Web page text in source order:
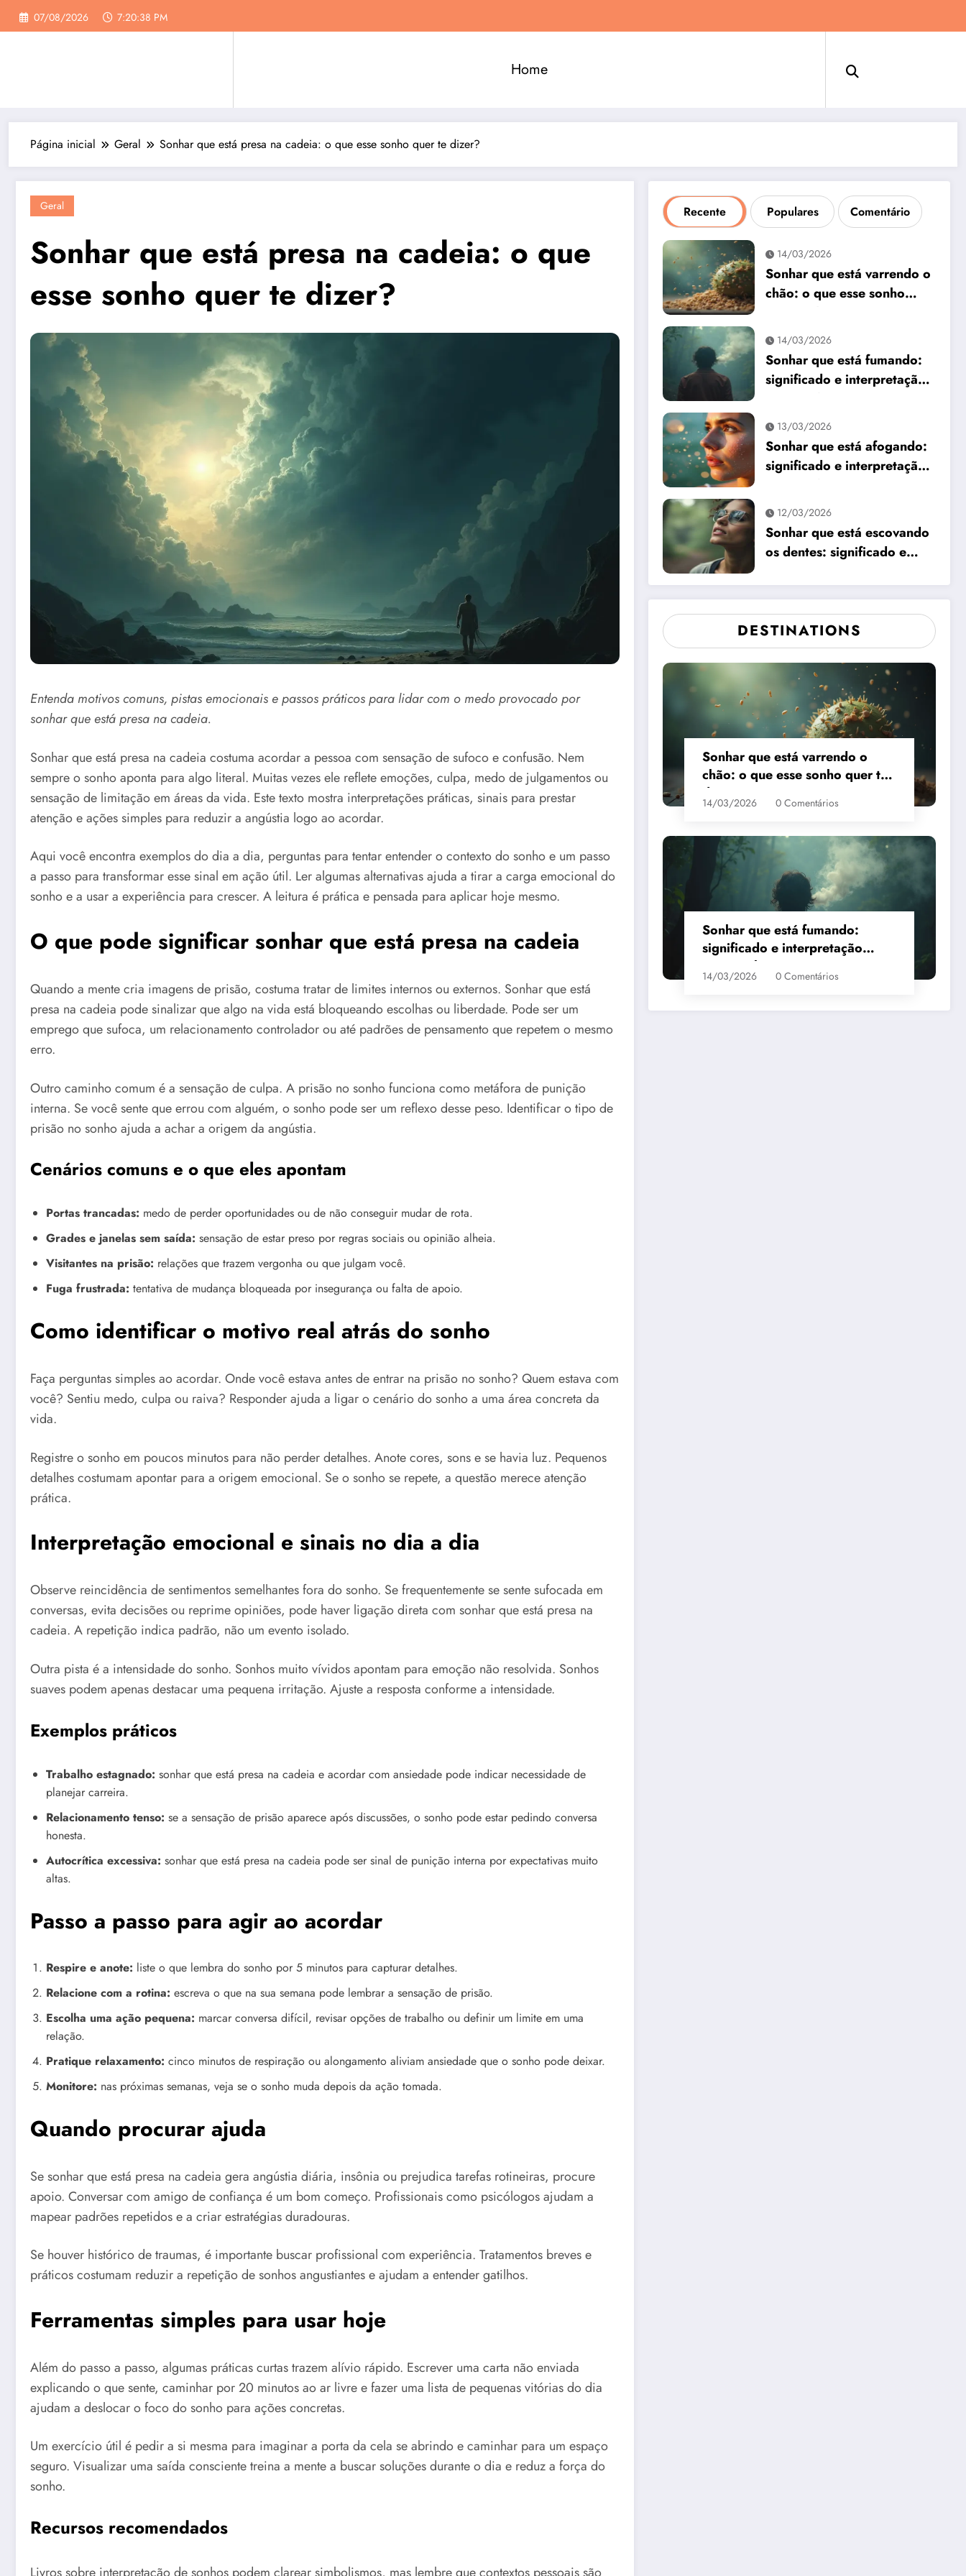
Pular
para
07/08/2026 7:20:39 PM
Home
Página inicial Geral Sonhar que está presa na cadeia: o que esse sonho quer te dizer?
Geral
Sonhar que está presa na cadeia: o que
esse sonho quer te dizer?
Entenda motivos comuns, pistas emocionais e passos práticos para lidar com o medo provocado por
sonhar que está presa na cadeia.
Sonhar que está presa na cadeia costuma acordar a pessoa com sensação de sufoco e confusão. Nem
sempre o sonho aponta para algo literal. Muitas vezes ele reflete emoções, culpa, medo de julgamentos ou
sensação de limitação em áreas da vida. Este texto mostra interpretações práticas, sinais para prestar
atenção e ações simples para reduzir a angústia logo ao acordar.
Aqui você encontra exemplos do dia a dia, perguntas para tentar entender o contexto do sonho e um passo
a passo para transformar esse sinal em ação útil. Ler algumas alternativas ajuda a tirar a carga emocional do
sonho e a usar a experiência para crescer. A leitura é prática e pensada para aplicar hoje mesmo.
O que pode significar sonhar que está presa na cadeia
Quando a mente cria imagens de prisão, costuma tratar de limites internos ou externos. Sonhar que está
presa na cadeia pode sinalizar que algo na vida está bloqueando escolhas ou liberdade. Pode ser um
emprego que sufoca, um relacionamento controlador ou até padrões de pensamento que repetem o mesmo
erro.
Outro caminho comum é a sensação de culpa. A prisão no sonho funciona como metáfora de punição
interna. Se você sente que errou com alguém, o sonho pode ser um reflexo desse peso. Identificar o tipo de
prisão no sonho ajuda a achar a origem da angústia.
Cenários comuns e o que eles apontam
Portas trancadas: medo de perder oportunidades ou de não conseguir mudar de rota.
Grades e janelas sem saída: sensação de estar preso por regras sociais ou opinião alheia.
Visitantes na prisão: relações que trazem vergonha ou que julgam você.
Fuga frustrada: tentativa de mudança bloqueada por insegurança ou falta de apoio.
Como identificar o motivo real atrás do sonho
Faça perguntas simples ao acordar. Onde você estava antes de entrar na prisão no sonho? Quem estava com
você? Sentiu medo, culpa ou raiva? Responder ajuda a ligar o cenário do sonho a uma área concreta da
vida.
Registre o sonho em poucos minutos para não perder detalhes. Anote cores, sons e se havia luz. Pequenos
detalhes costumam apontar para a origem emocional. Se o sonho se repete, a questão merece atenção
prática.
Interpretação emocional e sinais no dia a dia
Observe reincidência de sentimentos semelhantes fora do sonho. Se frequentemente se sente sufocada em
conversas, evita decisões ou reprime opiniões, pode haver ligação direta com sonhar que está presa na
cadeia. A repetição indica padrão, não um evento isolado.
Outra pista é a intensidade do sonho. Sonhos muito vívidos apontam para emoção não resolvida. Sonhos
suaves podem apenas destacar uma pequena irritação. Ajuste a resposta conforme a intensidade.
Exemplos práticos
Trabalho estagnado: sonhar que está presa na cadeia e acordar com ansiedade pode indicar necessidade de
planejar carreira.
Relacionamento tenso: se a sensação de prisão aparece após discussões, o sonho pode estar pedindo conversa
honesta.
Autocrítica excessiva: sonhar que está presa na cadeia pode ser sinal de punição interna por expectativas muito
altas.
Passo a passo para agir ao acordar
Respire e anote: liste o que lembra do sonho por 5 minutos para capturar detalhes.
Relacione com a rotina: escreva o que na sua semana pode lembrar a sensação de prisão.
Escolha uma ação pequena: marcar conversa difícil, revisar opções de trabalho ou definir um limite em uma
relação.
Pratique relaxamento: cinco minutos de respiração ou alongamento aliviam ansiedade que o sonho pode deixar.
Monitore: nas próximas semanas, veja se o sonho muda depois da ação tomada.
Quando procurar ajuda
Se sonhar que está presa na cadeia gera angústia diária, insônia ou prejudica tarefas rotineiras, procure
apoio. Conversar com amigo de confiança é um bom começo. Profissionais como psicólogos ajudam a
mapear padrões repetidos e a criar estratégias duradouras.
Se houver histórico de traumas, é importante buscar profissional com experiência. Tratamentos breves e
práticos costumam reduzir a repetição de sonhos angustiantes e ajudam a entender gatilhos.
Ferramentas simples para usar hoje
Além do passo a passo, algumas práticas curtas trazem alívio rápido. Escrever uma carta não enviada
explicando o que sente, caminhar por 20 minutos ao ar livre e fazer uma lista de pequenas vitórias do dia
ajudam a deslocar o foco do sonho para ações concretas.
Um exercício útil é pedir a si mesma para imaginar a porta da cela se abrindo e caminhar para um espaço
seguro. Visualizar uma saída consciente treina a mente a buscar soluções durante o dia e reduz a força do
sonho.
Recursos recomendados
Recente Populares Comentário
14/03/2026
Sonhar que está varrendo o
chão: o que esse sonho
14/03/2026
Sonhar que está fumando:
significado e interpretação
13/03/2026
Sonhar que está afogando:
significado e interpretação
12/03/2026
Sonhar que está escovando
os dentes: significado e
DESTINATIONS
Sonhar que está varrendo o
chão: o que esse sonho quer te
dizer?
14/03/2026 0 Comentários
Sonhar que está fumando:
significado e interpretação
espiritual
14/03/2026 0 Comentários